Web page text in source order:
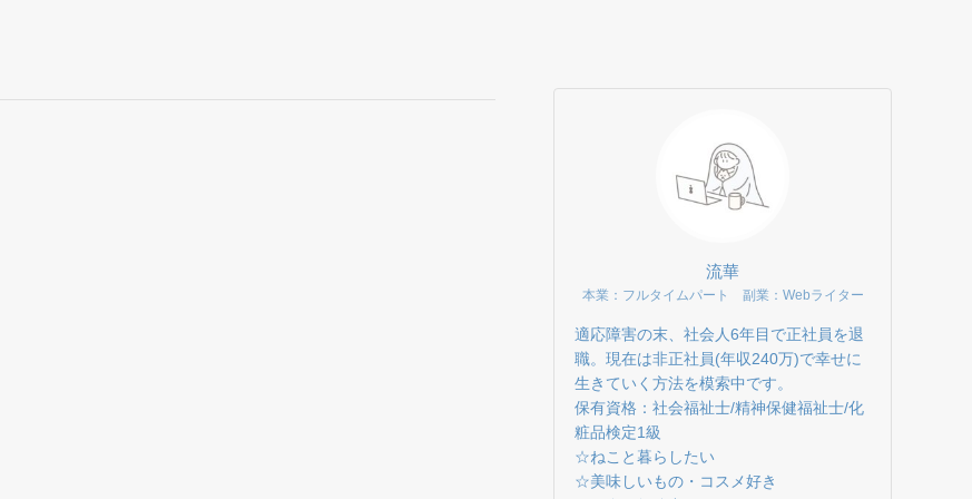
流華
本業：フルタイムパート 副業：Webライター
適応障害の末、社会人6年目で正社員を退
職。現在は非正社員(年収240万)で幸せに
生きていく方法を模索中です。
保有資格：社会福祉士/精神保健福祉士/化
粧品検定1級
☆ねこと暮らしたい
☆美味しいもの・コスメ好き